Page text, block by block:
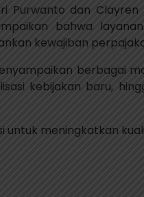
Purwanto dan
bahwa
kewajiban
berbagai
kebijakan baru,
meningkatkan